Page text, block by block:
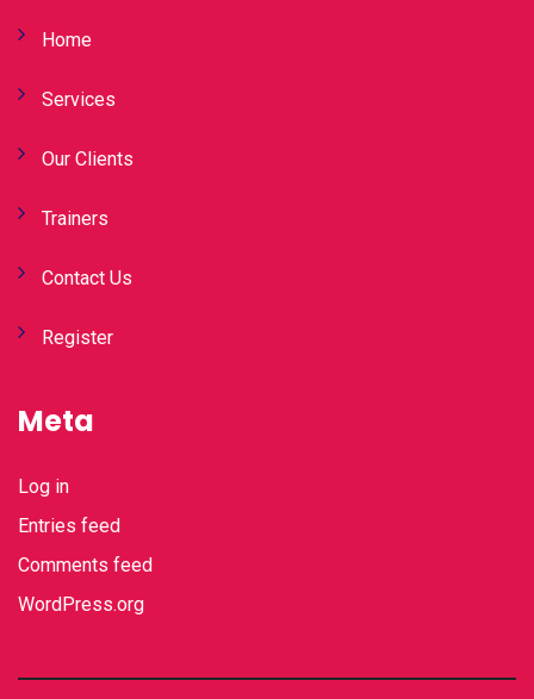
Home
Services
Our Clients
Trainers
Contact Us
Register
Meta
Log in
Entries feed
Comments feed
WordPress.org